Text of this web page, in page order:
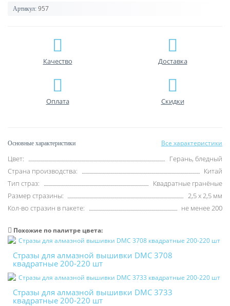
Артикул: 957
Качество Доставка
Оплата Скидки
Основные характеристики Все характеристики
Цвет:
Герань, бледный
Страна производства:
Китай
Тип страз:
Квадратные гранёные
Размер стразины:
2,5 х 2,5 мм
Кол-во стразин в пакете:
не менее 200
Похожие по палитре цвета:
Стразы для алмазной вышивки DMC 3708
квадратные 200-220 шт
Стразы для алмазной вышивки DMC 3733
квадратные 200-220 шт